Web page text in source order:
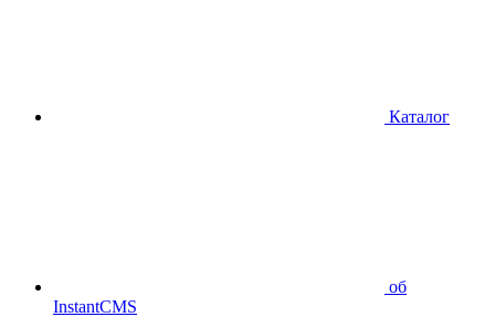
Каталог
об
InstantCMS